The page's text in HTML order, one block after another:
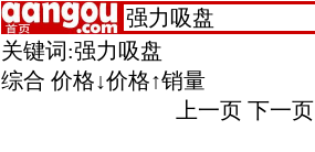
关键词:强力吸盘
综合 价格↓价格↑销量
上一页下一页